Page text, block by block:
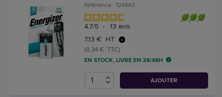
Référence : 124663
4.7/5 - 13 avis
7,13 € HT
(8,34 € TTC)
EN STOCK, LIVRÉ EN 24/48H
AJOUTER